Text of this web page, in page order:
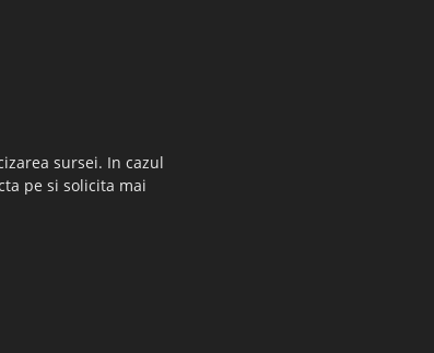
sursei. In cazul
pe si solicita mai